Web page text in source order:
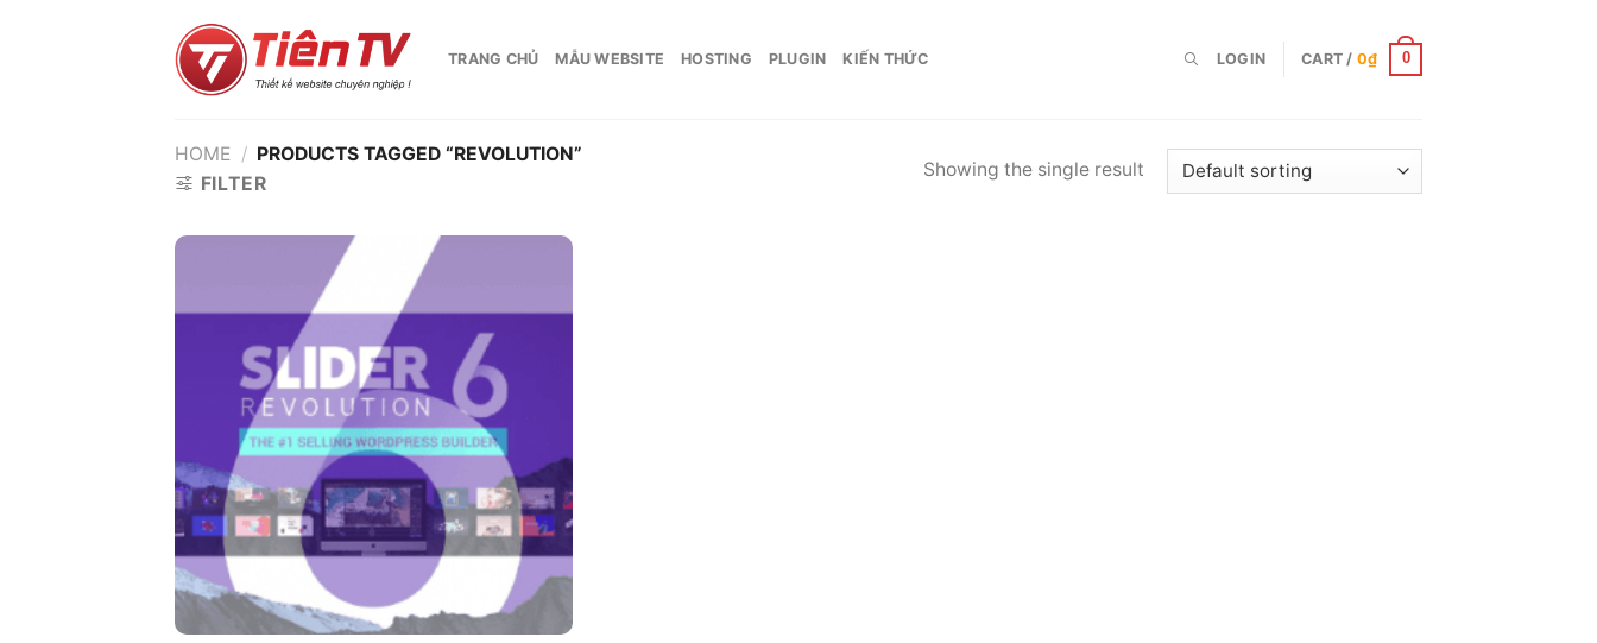
TRANG CHỦ MẪU WEBSITE HOSTING PLUGIN KIẾN THỨC LOGIN CART / 0₫ 0
HOME / PRODUCTS TAGGED “REVOLUTION”
FILTER
Showing the single result